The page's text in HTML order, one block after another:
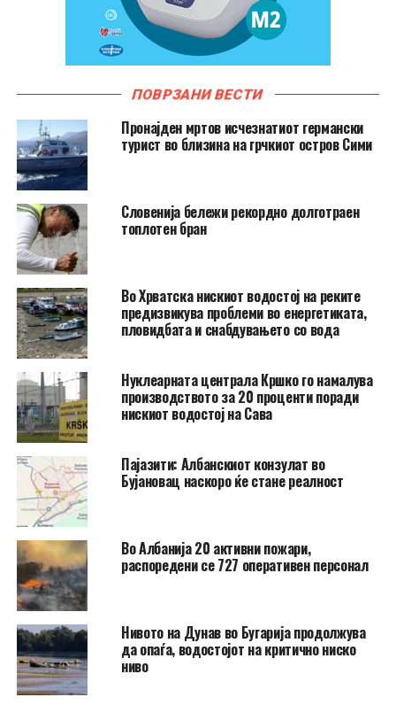
ПОВРЗАНИ ВЕСТИ
Пронајден мртов исчезнатиот германски
турист во близина на грчкиот остров Сими
Словенија бележи рекордно долготраен
топлотен бран
Во Хрватска нискиот водостој на реките
предизвикува проблеми во енергетиката,
пловидбата и снабдувањето со вода
Нуклеарната централа Кршко го намалува
производството за 20 проценти поради
нискиот водостој на Сава
Пајазити: Албанскиот конзулат во
Бујановац наскоро ќе стане реалност
Во Албанија 20 активни пожари,
распоредени се 727 оперативен персонал
Нивото на Дунав во Бугарија продолжува
да опаѓа, водостојот на критично ниско
ниво